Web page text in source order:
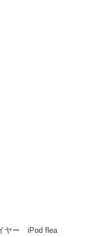
ヤー iPod flea